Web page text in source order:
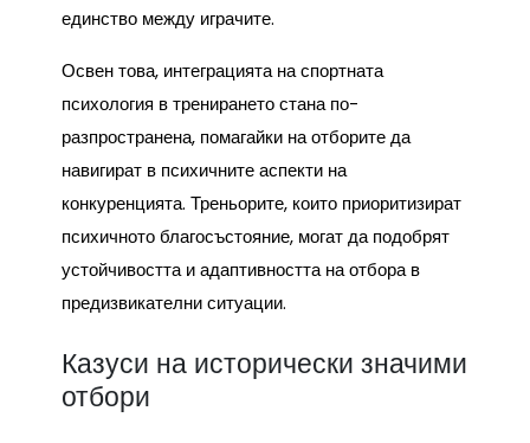
единство между играчите.
Освен това, интеграцията на спортната
психология в тренирането стана по-
разпространена, помагайки на отборите да
навигират в психичните аспекти на
конкуренцията. Треньорите, които приоритизират
психичното благосъстояние, могат да подобрят
устойчивостта и адаптивността на отбора в
предизвикателни ситуации.
Казуси на исторически значими
отбори